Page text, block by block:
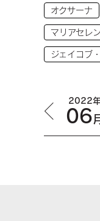
オクサーナ
マリアセレン
ジェイコブ
2022
06